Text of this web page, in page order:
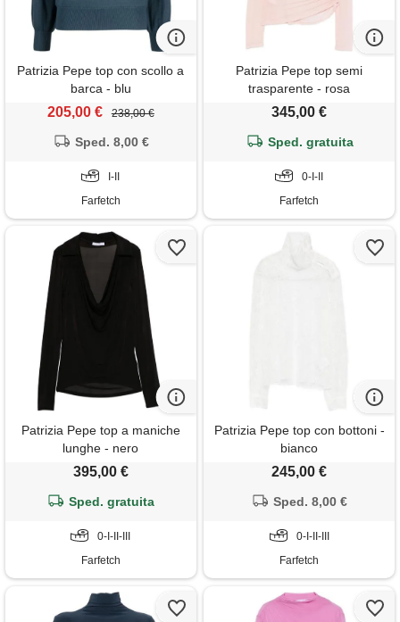
Patrizia Pepe top con scollo a
barca - blu
205,00 € 238,00 €
Sped. 8,00 €
I-II
Farfetch
Patrizia Pepe top semi
trasparente - rosa
345,00 €
Sped. gratuita
0-I-II
Farfetch
Patrizia Pepe top a maniche
lunghe - nero
395,00 €
Sped. gratuita
0-I-II-III
Farfetch
Patrizia Pepe top con bottoni -
bianco
245,00 €
Sped. 8,00 €
0-I-II-III
Farfetch